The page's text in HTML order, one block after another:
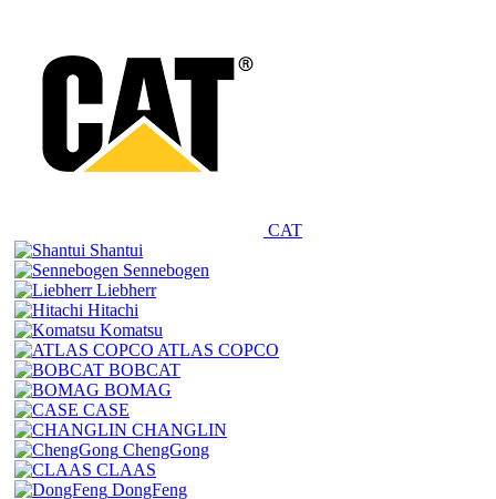
CAT
Shantui
Sennebogen
Liebherr
Hitachi
Komatsu
ATLAS COPCO
BOBCAT
BOMAG
CASE
CHANGLIN
ChengGong
CLAAS
DongFeng